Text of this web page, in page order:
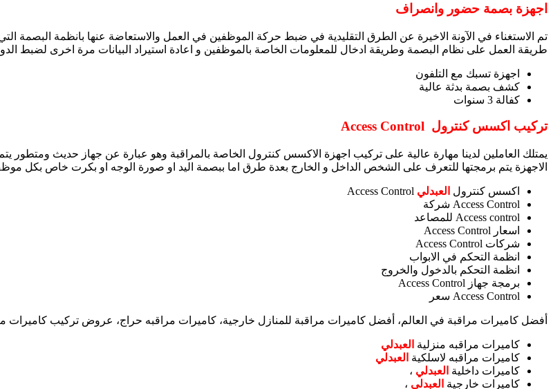
اجهزة بصمة حضور وانصراف
تم الاستغناء في الآونة الاخيرة عن الطرق التقليدية في ضبط حركة الموظفين في العمل والاستعاضة عنها بانظمة البصمة
طريقة العمل على نظام البصمة وطريقة ادخال للمعلومات الخاصة بالموظفين و اعادة استيراد البيانات مرة اخرى لضبط
اجهزة تسبك مع التلفون
كشف بصمة بدثة عالية
كفالة 3 سنوات
تركيب اكسس كنترول Access Control
يمتلك العاملين لدينا مهارة عالية على تركيب اجهزة الاكسس كنترول الخاصة بالمراقبة وهو عبارة عن جهاز حديث ومتطور
الاجهزة يتم برمجتها للتعرف على الشخص الداخل و الخارج بعدة طرق اما ببصمة اليد او صورة الوجه او بكرت خاص بكل
اكسس كنترول العبدلي Access Control
Access Control شركة
Access control للمصاعد
اسعار Access Control
شركات Access Control
انظمة التحكم في الابواب
انظمة التحكم بالدخول والخروج
برمجة جهاز Access Control
Access Control سعر
أفضل كاميرات مراقبة في العالم، أفضل كاميرات مراقبة للمنازل خارجية، كاميرات مراقبه حراج، عروض تركيب كاميرات
كاميرات مراقبه منزلية العبدلي
كاميرات مراقبه لاسلكية العبدلي
كاميرات داخلية العبدلي ،
كاميرات خارجية العبدلي ،